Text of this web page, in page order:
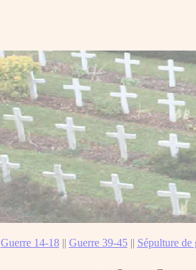
Guerre 14-18|| Guerre 39-45|| Sépulture de